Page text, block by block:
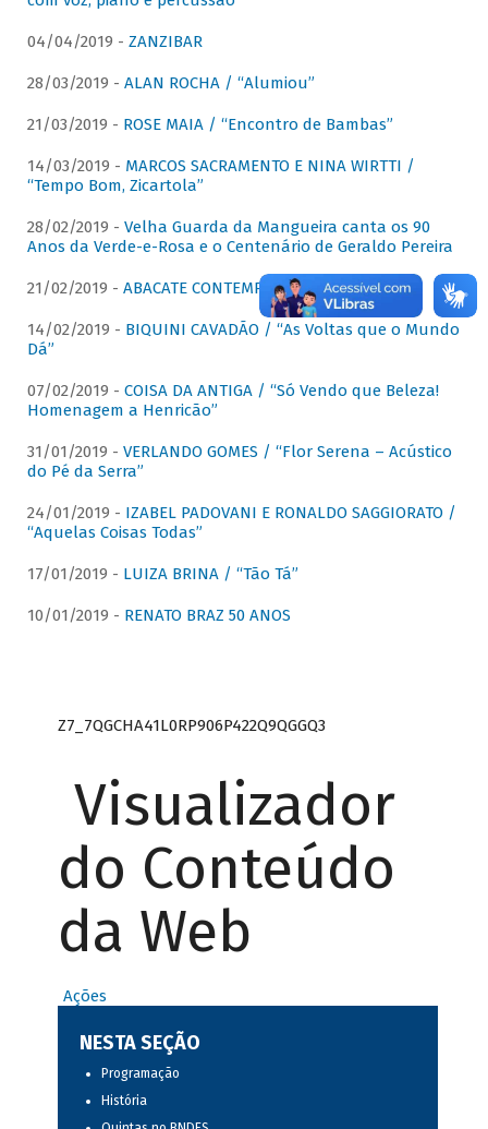
04/04/2019 - ZANZIBAR
28/03/2019 - ALAN ROCHA / “Alumiou”
21/03/2019 - ROSE MAIA / “Encontro de Bambas”
14/03/2019 - MARCOS SACRAMENTO E NINA WIRTTI /
“Tempo Bom, Zicartola”
28/02/2019 - Velha Guarda da Mangueira canta os 90
Anos da Verde-e-Rosa e o Centenário de Geraldo Pereira
21/02/2019 - ABACATE CONTEMPORÂNEO
14/02/2019 - BIQUINI CAVADÃO / “As Voltas que o Mundo
Dá”
07/02/2019 - COISA DA ANTIGA / “Só Vendo que Beleza!
Homenagem a Henricão”
31/01/2019 - VERLANDO GOMES / “Flor Serena – Acústico
do Pé da Serra”
24/01/2019 - IZABEL PADOVANI E RONALDO SAGGIORATO /
“Aquelas Coisas Todas”
17/01/2019 - LUIZA BRINA / “Tão Tá”
10/01/2019 - RENATO BRAZ 50 ANOS
Z7_7QGCHA41L0RP906P422Q9QGGQ3
Visualizador
do Conteúdo
da Web
Ações
NESTA SEÇÃO
Programação
História